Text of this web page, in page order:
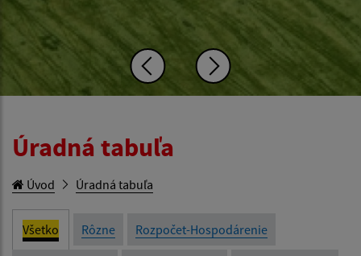
Úradná tabuľa
Úvod Úradná tabuľa
Všetko Rôzne Rozpočet-Hospodárenie